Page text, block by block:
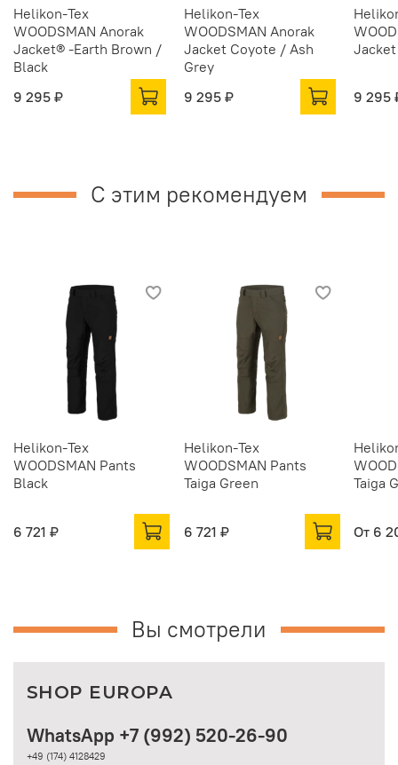
Helikon-Tex
WOODSMAN Anorak
Jacket® -Earth Brown /
Black
9 295 ₽
Helikon-Tex
WOODSMAN Anorak
Jacket Coyote / Ash
Grey
9 295 ₽
9 295
С этим рекомендуем
Helikon-Tex
WOODSMAN Pants
Black
6 721 ₽
Helikon-Tex
WOODSMAN Pants
Taiga Green
6 721 ₽
Taiga
От 6
Вы смотрели
WhatsApp +7 (992) 520-26-90
+49 (174) 4128429
SHOP EUROPA